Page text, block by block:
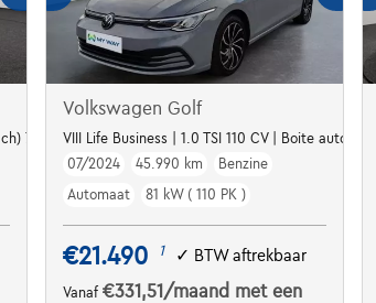
7 vitesses DSG
Volkswagen Golf
VIII Life Business | 1.0 TSI 110 CV | Boite auto |
07/2024
45.990 km
Benzine
Automaat
81 kW ( 110 PK )
€21.490 1 ✓ BTW aftrekbaar
Vanaf €331,51 /maand met een